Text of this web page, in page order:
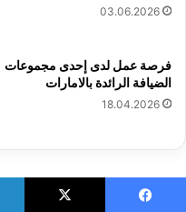
03.06.2026
فرصة عمل لدى إحدى مجموعات
الضيافة الرائدة بالامارات
18.04.2026